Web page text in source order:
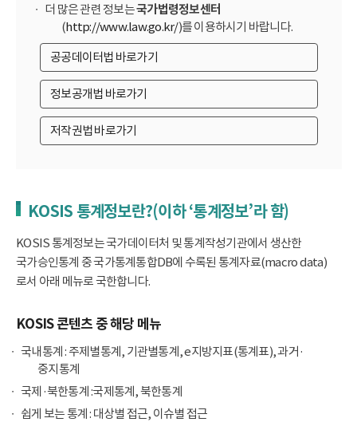
더 많은 관련 정보는국가법령정보센터
(http://www.law.go.kr/)를 이용하시기 바랍니다.
공공데이터법 바로가기
정보공개법 바로가기
저작권법 바로가기
KOSIS 통계정보란?(이하 ‘통계정보’라 함)
KOSIS 통계정보는 국가데이터처 및 통계작성기관에서 생산한
국가승인통계 중 국가통계통합DB에 수록된 통계자료(macro data)
로서 아래 메뉴로 국한합니다.
KOSIS 콘텐츠 중 해당 메뉴
국내통계 : 주제별통계, 기관별통계, e지방지표(통계표), 과거·
중지통계
국제·북한통계 :국제통계, 북한통계
쉽게 보는 통계 : 대상별 접근, 이슈별 접근